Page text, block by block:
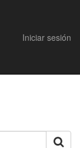
Iniciar sesión